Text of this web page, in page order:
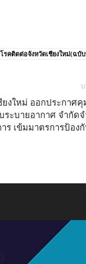
คติดต่อจังหวัดเชียงใหม่(ฉบั
งใหม่ ออกประกาศคุ
ระบายอากาศ จำกัดจ
ร เข้มมาตรการป้อง